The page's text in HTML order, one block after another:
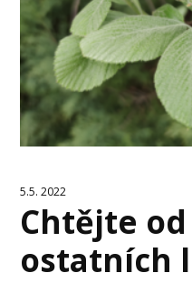
5.5. 2022
Chtějte
ostatních